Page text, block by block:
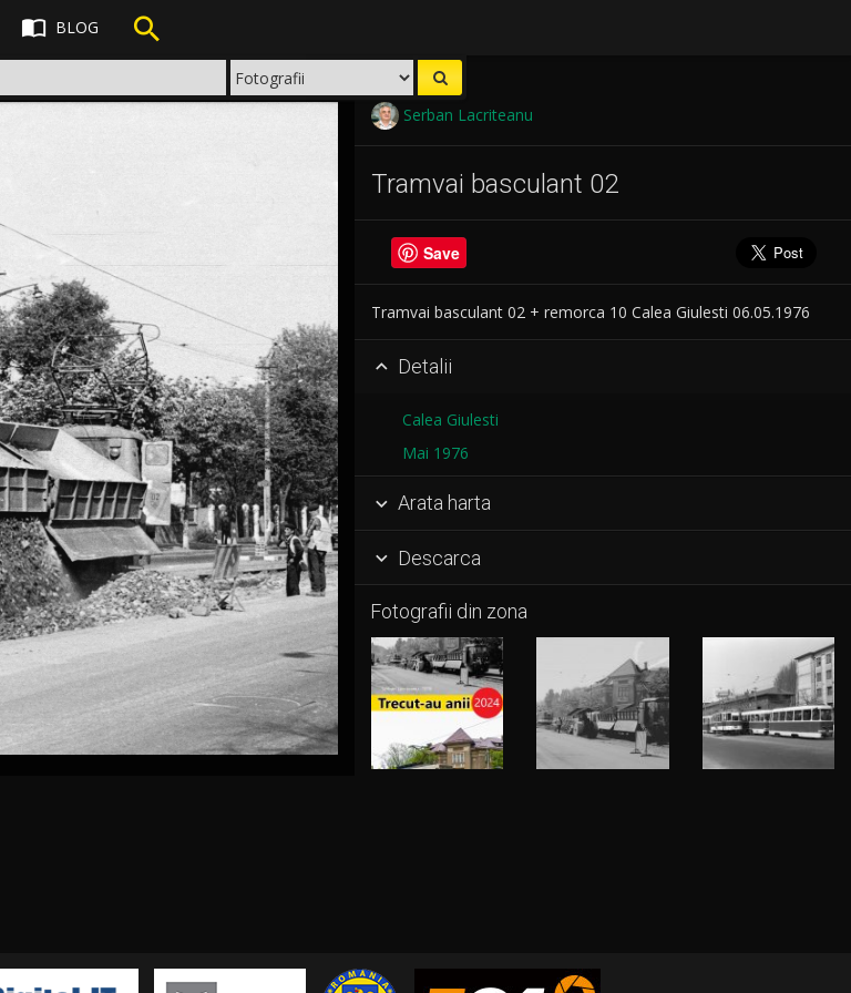
 BLOG 
Serban Lacriteanu
Tramvai basculant 02
Save
Tramvai basculant 02 + remorca 10 Calea Giulesti 06.05.1976
 Detalii
Calea Giulesti
Mai 1976
 Arata harta
 Descarca
Fotografii din zona